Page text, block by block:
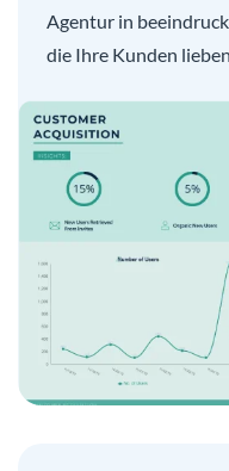
Agentur in
die Ihre Kunden